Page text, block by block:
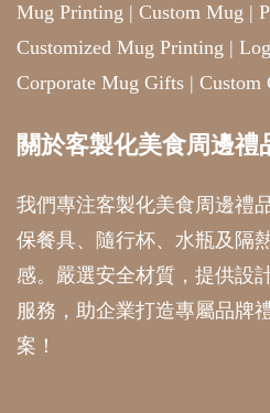
Mug Printing | Custom Mug |
Customized Mug Printing |
Corporate Mug Gifts | Custom
關於客製化美食周邊禮
我們專注客製化美食周邊禮
保餐具、隨行杯、水瓶及隔
感。嚴選安全材質，提供設
服務，助企業打造專屬品牌
案！